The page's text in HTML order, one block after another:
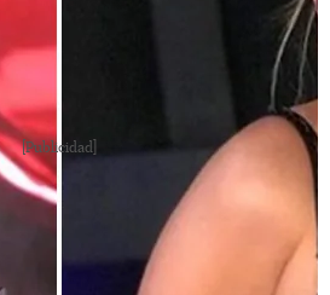
[Publicidad]